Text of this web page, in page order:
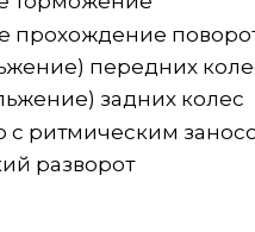
прохождение
передних
задних колес
с ритмическим
разворот